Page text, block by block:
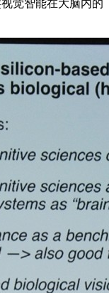
觉智能在大脑内的